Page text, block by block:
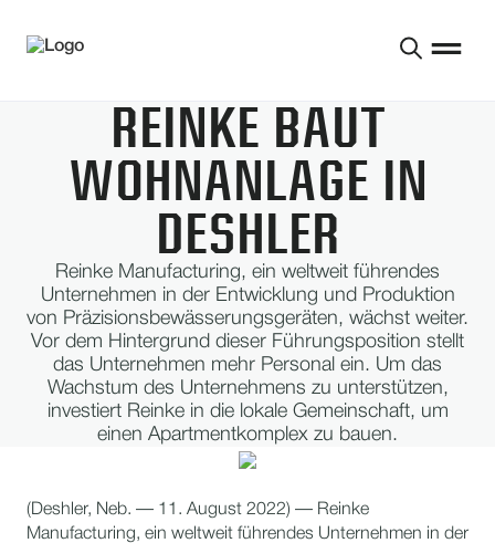
REINKE BAUT
WOHNANLAGE IN
DESHLER
Reinke Manufacturing, ein weltweit führendes
Unternehmen in der Entwicklung und Produktion
von Präzisionsbewässerungsgeräten, wächst weiter.
Vor dem Hintergrund dieser Führungsposition stellt
das Unternehmen mehr Personal ein. Um das
Wachstum des Unternehmens zu unterstützen,
investiert Reinke in die lokale Gemeinschaft, um
einen Apartmentkomplex zu bauen.
(Deshler, Neb. — 11. August 2022) — Reinke
Manufacturing, ein weltweit führendes Unternehmen in der